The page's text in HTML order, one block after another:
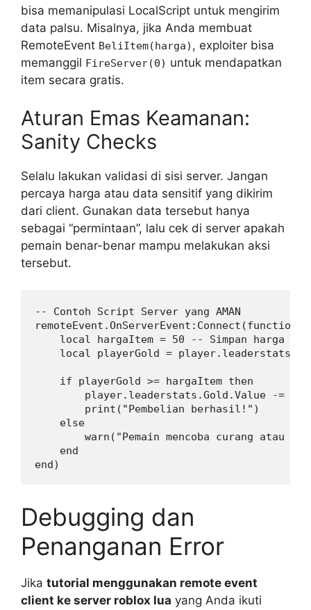
bisa memanipulasi LocalScript untuk mengirim
data palsu. Misalnya, jika Anda membuat
RemoteEvent BeliItem(harga) , exploiter bisa
memanggil FireServer(0) untuk mendapatkan
item secara gratis.
Aturan Emas Keamanan:
Sanity Checks
Selalu lakukan validasi di sisi server. Jangan
percaya harga atau data sensitif yang dikirim
dari client. Gunakan data tersebut hanya
sebagai “permintaan”, lalu cek di server apakah
pemain benar-benar mampu melakukan aksi
tersebut.
-- Contoh Script Server yang AMAN
local hargaItem = 50 -- Simpan harga di
local playerGold =
    if playerGold >= hargaItem then
player.leaderstats.Gold.Value -=
        print("Pembelian berhasil!")
    else
warn("Pemain mencoba curang atau
    end
Debugging dan
Penanganan Error
Jika tutorial menggunakan remote event
client ke server roblox lua yang Anda ikuti